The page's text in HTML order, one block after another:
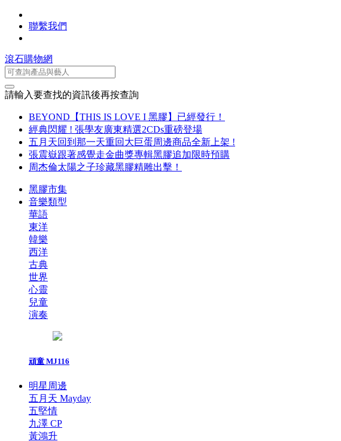
聯繫我們
滾石購物網
請輸入要查找的資訊後再按查詢
BEYOND【THIS IS LOVE I 黑膠】已經發行！
經典閃耀 ! 張學友廣東精選2CDs重磅登場
五月天回到那一天重回大巨蛋周邊商品全新上架 !
張震嶽跟著感覺走金曲獎專輯黑膠追加限時預購
周杰倫太陽之子珍藏黑膠精雕出擊！
黑膠市集
音樂類型
華語
東洋
韓樂
西洋
古典
世界
心靈
兒童
演奏
頑童 MJ116
明星周邊
五月天 Mayday
五堅情
九澤 CP
黃鴻升